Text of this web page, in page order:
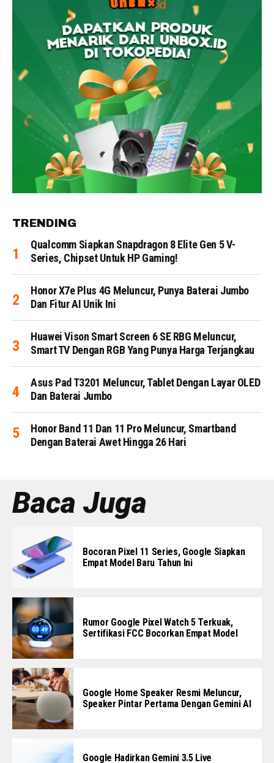
TRENDING
Qualcomm Siapkan Snapdragon 8 Elite Gen 5 V-
Series, Chipset Untuk HP Gaming!
Honor X7e Plus 4G Meluncur, Punya Baterai Jumbo
Dan Fitur AI Unik Ini
Huawei Vison Smart Screen 6 SE RBG Meluncur,
Smart TV Dengan RGB Yang Punya Harga Terjangkau
Asus Pad T3201 Meluncur, Tablet Dengan Layar OLED
Dan Baterai Jumbo
Honor Band 11 Dan 11 Pro Meluncur, Smartband
Dengan Baterai Awet Hingga 26 Hari
Baca Juga
Bocoran Pixel 11 Series, Google Siapkan
Empat Model Baru Tahun Ini
Rumor Google Pixel Watch 5 Terkuak,
Sertifikasi FCC Bocorkan Empat Model
Google Home Speaker Resmi Meluncur,
Speaker Pintar Pertama Dengan Gemini AI
Google Hadirkan Gemini 3.5 Live